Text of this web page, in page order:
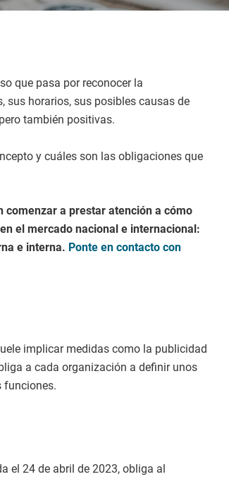
que pasa por reconocer la
sus horarios, sus posibles causas de
también positivas.
y cuáles son las obligaciones que
comenzar a prestar atención a cómo
el mercado nacional e internacional:
e interna. Ponte en contacto con
implicar medidas como la publicidad
a cada organización a definir unos
funciones.
el 24 de abril de 2023, obliga al